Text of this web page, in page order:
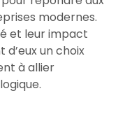
modernes.
et leur impact
un choix
à allier